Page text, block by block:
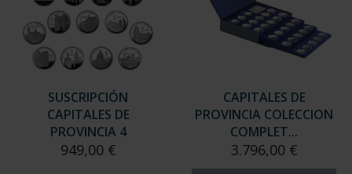
SUSCRIPCIÓN
CAPITALES DE
PROVINCIA 4
949,00 €
CAPITALES DE
PROVINCIA COLECCION
COMPLET...
3.796,00 €